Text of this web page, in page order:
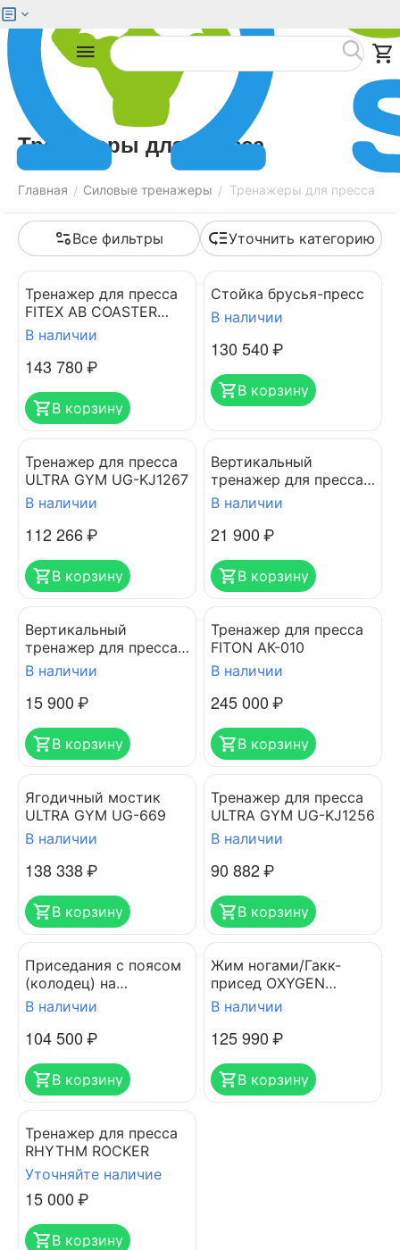
Тренажеры для пресса
Главная / Силовые тренажеры / Тренажеры для пресса
Все фильтры Уточнить категорию
Тренажер для пресса
FITEX AB COASTER
CLUB
В наличии
143 780₽
В корзину
Стойка брусья-пресс
В наличии
130 540₽
В корзину
Тренажер для пресса
ULTRA GYM UG-KJ1267
В наличии
112 266₽
В корзину
Вертикальный
тренажер для пресса
поворотный VictoryFit
В наличии
21 900₽
В корзину
Вертикальный
тренажер для пресса
VictoryFit VF-P120
В наличии
15 900₽
В корзину
Тренажер для пресса
FITON АК-010
В наличии
245 000₽
В корзину
Ягодичный мостик
ULTRA GYM UG-669
В наличии
138 338₽
В корзину
Тренажер для пресса
ULTRA GYM UG-KJ1256
В наличии
90 882₽
В корзину
Приседания с поясом
(колодец) на
свободных весах
В наличии
104 500₽
В корзину
Жим ногами/Гакк-
присед OXYGEN
FITNESS HADLEY
В наличии
125 990₽
В корзину
Тренажер для пресса
RHYTHM ROCKER
Уточняйте наличие
15 000₽
В корзину
Меню Найти